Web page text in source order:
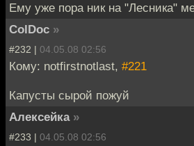
Ему уже пора ник на "Лесника"
ColDoc »
#232 | 04.05.08 02:56
Кому: notfirstnotlast, #221
Капусты сырой пожуй
Алексейка »
#233 | 04.05.08 02:56